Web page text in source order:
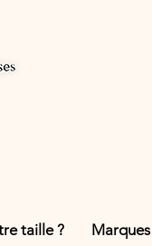
taille ? Marques